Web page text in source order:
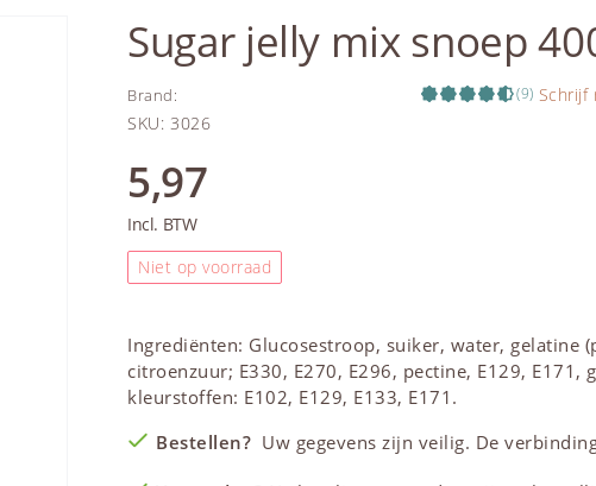
Sugar jelly mix snoep
Brand: (9) Schrijf
SKU: 3026
5,97
Incl. BTW
Niet op voorraad
Ingrediënten: Glucosestroop, suiker, water, gelatine
citroenzuur; E330, E270, E296, pectine, E129, E171,
kleurstoffen: E102, E129, E133, E171.
Bestellen? Uw gegevens zijn veilig. De